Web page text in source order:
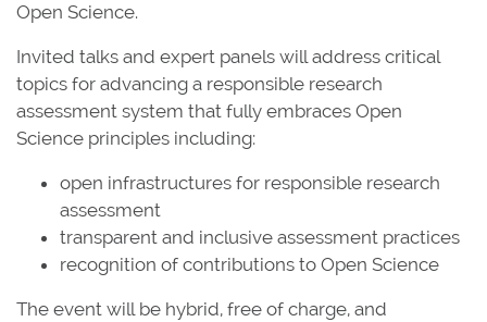
Open Science.
Invited talks and expert panels will address critical
topics for advancing a responsible research
assessment system that fully embraces Open
Science principles including:
open infrastructures for responsible research
assessment
transparent and inclusive assessment practices
recognition of contributions to Open Science
The event will be hybrid, free of charge, and